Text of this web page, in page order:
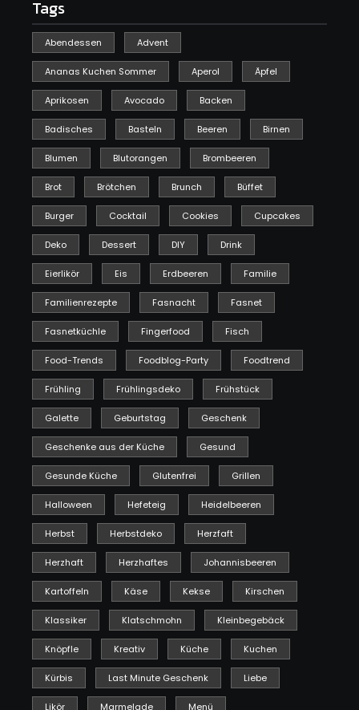
Tags
Abendessen Advent
Ananas Kuchen Sommer Aperol Äpfel
Aprikosen Avocado Backen
Badisches Basteln Beeren Birnen
Blumen Blutorangen Brombeeren
Brot Brötchen Brunch Büffet
Burger Cocktail Cookies Cupcakes
Deko Dessert DIY Drink
Eierlikör Eis Erdbeeren Familie
Familienrezepte Fasnacht Fasnet
Fasnetküchle Fingerfood Fisch
Food-Trends Foodblog-Party Foodtrend
Frühling Frühlingsdeko Frühstück
Galette Geburtstag Geschenk
Geschenke aus der Küche Gesund
Gesunde Küche Glutenfrei Grillen
Halloween Hefeteig Heidelbeeren
Herbst Herbstdeko Herzfaft
Herzhaft Herzhaftes Johannisbeeren
Kartoffeln Käse Kekse Kirschen
Klassiker Klatschmohn Kleinbegebäck
Knöpfle Kreativ Küche Kuchen
Kürbis Last Minute Geschenk Liebe
Likör Marmelade Menü